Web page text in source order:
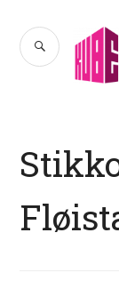
innhold
SØK